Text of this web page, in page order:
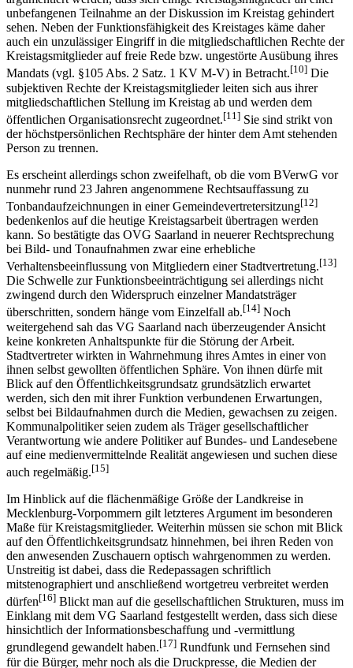
Empfänger- und damit Zuschauerkreis. Auf Grund dessen könnte
argumentiert werden, dass sich einige Kreistagsmitglieder an einer
unbefangenen Teilnahme an der Diskussion im Kreistag gehindert
sehen. Neben der Funktionsfähigkeit des Kreistages käme daher
auch ein unzulässiger Eingriff in die mitgliedschaftlichen Rechte der
Kreistagsmitglieder auf freie Rede bzw. ungestörte Ausübung ihres
Mandats (vgl. §105 Abs. 2 Satz. 1 KV M-V) in Betracht. [10]Die
subjektiven Rechte der Kreistagsmitglieder leiten sich aus ihrer
mitgliedschaftlichen Stellung im Kreistag ab und werden dem
öffentlichen Organisationsrecht zugeordnet.
Person zu trennen.
Es erscheint allerdings schon zweifelhaft, ob die vom BVerwG vor
nunmehr rund 23 Jahren angenommene Rechtsauffassung zu
Tonbandaufzeichnungen in einer Gemeindevertretersitzung[12]
bedenkenlos auf die heutige Kreistagsarbeit übertragen werden
kann. So bestätigte das OVG Saarland in neuerer Rechtsprechung
bei Bild- und Tonaufnahmen zwar eine erhebliche
Verhaltensbeeinflussung von Mitgliedern einer Stadtvertretung.
Die Schwelle zur Funktionsbeeinträchtigung sei allerdings nicht
zwingend durch den Widerspruch einzelner Mandatsträger
überschritten, sondern hänge vom Einzelfall ab.[14] Noch
weitergehend sah das VG Saarland nach überzeugender Ansicht
keine konkreten Anhaltspunkte für die Störung der Arbeit.
Stadtvertreter wirkten in Wahrnehmung ihres Amtes in einer von
ihnen selbst gewollten öffentlichen Sphäre. Von ihnen dürfe mit
Blick auf den Öffentlichkeitsgrundsatz grundsätzlich erwartet
werden, sich den mit ihrer Funktion verbundenen Erwartungen,
selbst bei Bildaufnahmen durch die Medien, gewachsen zu zeigen.
Kommunalpolitiker seien zudem als Träger gesellschaftlicher
Verantwortung wie andere Politiker auf Bundes- und Landesebene
auf eine medienvermittelnde Realität angewiesen und suchen diese
auch regelmäßig.[15]
Im Hinblick auf die flächenmäßige Größe der Landkreise in
Mecklenburg-Vorpommern gilt letzteres Argument im besonderen
Maße für Kreistagsmitglieder. Weiterhin müssen sie schon mit Blick
auf den Öffentlichkeitsgrundsatz hinnehmen, bei ihren Reden von
den anwesenden Zuschauern optisch wahrgenommen zu werden.
Unstreitig ist dabei, dass die Redepassagen schriftlich
mitstenographiert und anschließend wortgetreu verbreitet werden
dürfen[16]Blickt man auf die gesellschaftlichen Strukturen, muss im
Einklang mit dem VG Saarland festgestellt werden, dass sich diese
hinsichtlich der Informationsbeschaffung und -vermittlung